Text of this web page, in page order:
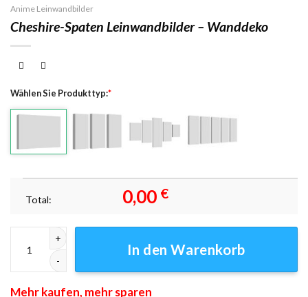
Anime Leinwandbilder
Cheshire-Spaten Leinwandbilder – Wanddeko
Wählen Sie Produkttyp:*
Total: 0,00 €
In den Warenkorb
Mehr kaufen, mehr sparen